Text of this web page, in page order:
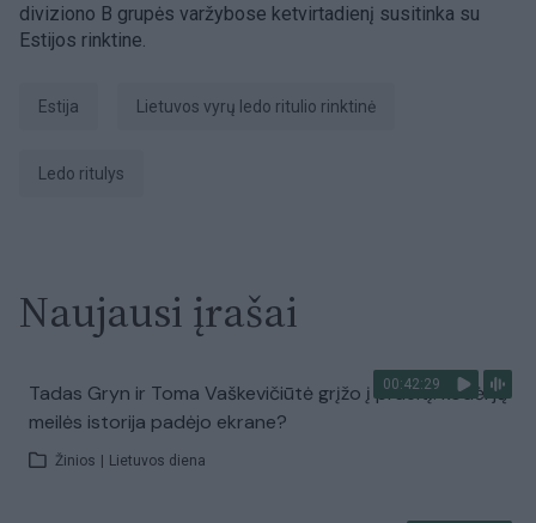
diviziono B grupės varžybose ketvirtadienį susitinka su
Estijos rinktine.
Estija Lietuvos vyrų ledo ritulio rinktinė
Ledo ritulys
Naujausi įrašai
00:42:29
Tadas Gryn ir Toma Vaškevičiūtė grįžo į praeitį: kodėl jų
meilės istorija padėjo ekrane?
Žinios Lietuvos diena